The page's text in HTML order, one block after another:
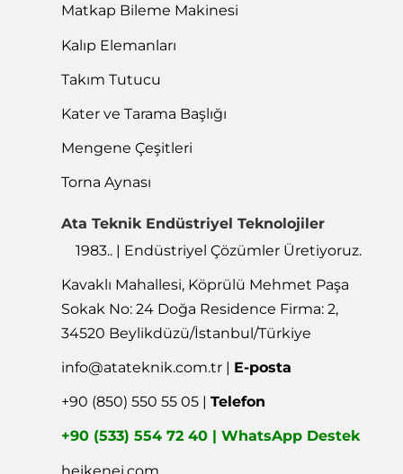
Matkap Bileme Makinesi
Kalıp Elemanları
Takım Tutucu
Kater ve Tarama Başlığı
Mengene Çeşitleri
Torna Aynası
Ata Teknik Endüstriyel Teknolojiler
1983.. | Endüstriyel Çözümler Üretiyoruz.
Kavaklı Mahallesi, Köprülü Mehmet Paşa
Sokak No: 24 Doğa Residence Firma: 2,
34520 Beylikdüzü/İstanbul/Türkiye
info@atateknik.com.tr | E-posta
+90 (850) 550 55 05 |Telefon
+90 (533) 554 72 40 | WhatsApp Destek
heikenei.com